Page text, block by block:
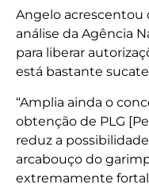
Angelo acrescentou
análise da Agência
para liberar
está bastante
“Amplia ainda o
obtenção de PLG
reduz a
arcabouço do
extremamente